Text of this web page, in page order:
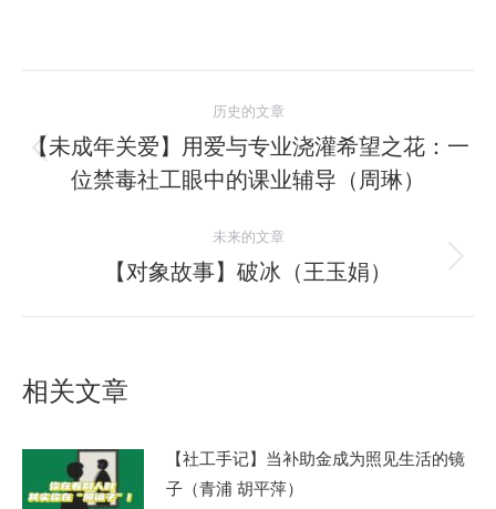
章
历史的文章
历
史
章：
【未成年关爱】用爱与专业浇灌希望之花：一
位禁毒社工眼中的课业辅导（周琳）
未来的文章
未
【对象故事】破冰（王玉娟）
相关文章
【社工手记】当补助金成为照见生活的镜
子（青浦 胡平萍）